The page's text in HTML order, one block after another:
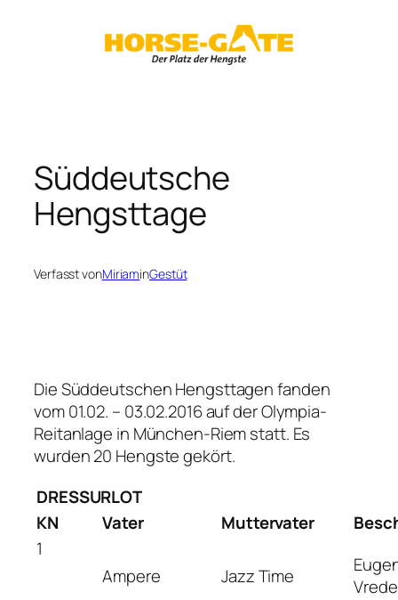
Süddeutsche
Hengsttage
Verfasst vonMiriaminGestüt
Die Süddeutschen Hengsttagen fanden
vom 01.02. – 03.02.2016 auf der Olympia-
Reitanlage in München-Riem statt. Es
wurden 20 Hengste gekört.
DRESSURLOT
KN
Vater Muttervater
1
Ampere
Jazz Time